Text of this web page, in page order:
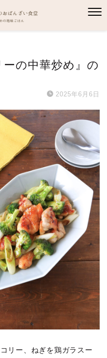
ーの中華炒め』の
2025年6月6日
リー、ねぎを鶏ガラスー